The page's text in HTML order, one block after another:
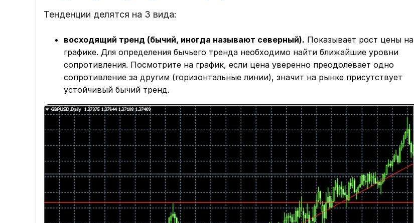
Тенденции делятся на 3 вида:
восходящий тренд (бычий, иногда называют северный). Показывает рост цены на
графике. Для определения бычьего тренда необходимо найти ближайшие уровни
сопротивления. Посмотрите на график, если цена уверенно преодолевает одно
сопротивление за другим (горизонтальные линии), значит на рынке присутствует
устойчивый бычий тренд.